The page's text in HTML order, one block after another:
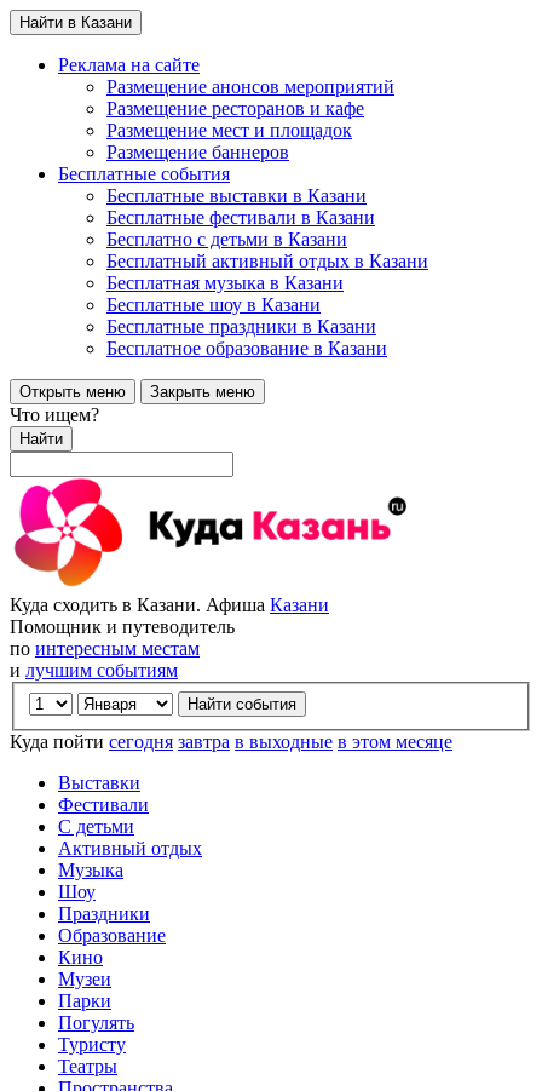
Найти в Казани
Реклама на сайте
Размещение анонсов мероприятий
Размещение ресторанов и кафе
Размещение мест и площадок
Размещение баннеров
Бесплатные события
Бесплатные выставки в Казани
Бесплатные фестивали в Казани
Бесплатно с детьми в Казани
Бесплатный активный отдых в Казани
Бесплатная музыка в Казани
Бесплатные шоу в Казани
Бесплатные праздники в Казани
Бесплатное образование в Казани
Открыть меню Закрыть меню
Что ищем?
Найти
Куда сходить в Казани. Афиша Казани
Помощник и путеводитель
по интересным местам
и лучшим событиям
Куда пойти сегодня завтра в выходные в этом месяце
Выставки
Фестивали
С детьми
Активный отдых
Музыка
Шоу
Праздники
Образование
Кино
Музеи
Парки
Погулять
Туристу
Театры